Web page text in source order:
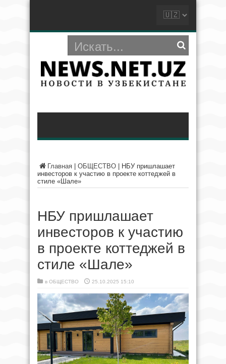
Главная ОБЩЕСТВО
НБУ пришлашает
инвесторов к участию в проекте коттеджей в
стиле «Шале»
НБУ пришлашает
инвесторов к участию
в проекте коттеджей в
стиле «Шале»
в ОБЩЕСТВО 25.10.2025 15:10